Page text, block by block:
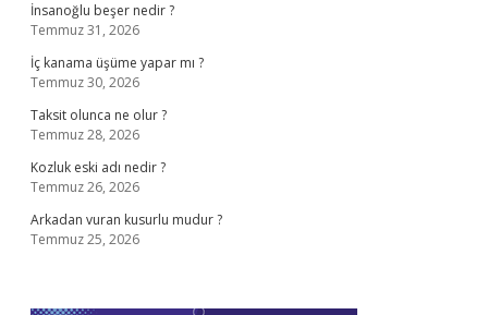
İnsanoğlu beşer nedir ?
Temmuz 31, 2026
İç kanama üşüme yapar mı ?
Temmuz 30, 2026
Taksit olunca ne olur ?
Temmuz 28, 2026
Kozluk eski adı nedir ?
Temmuz 26, 2026
Arkadan vuran kusurlu mudur ?
Temmuz 25, 2026